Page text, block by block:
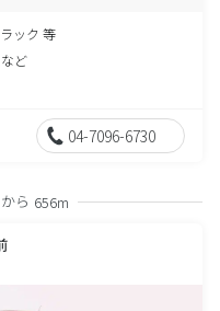
ック 等
ど
04-7096-6730
ら 656m